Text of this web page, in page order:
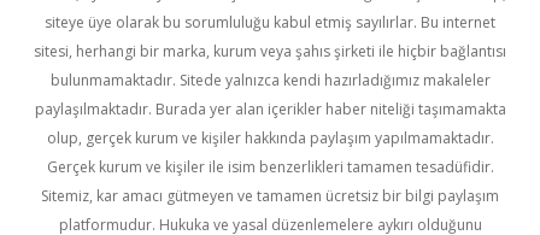
siteye üye olarak bu sorumluluğu kabul etmiş sayılırlar. Bu internet
sitesi, herhangi bir marka, kurum veya şahıs şirketi ile hiçbir bağlantısı
bulunmamaktadır. Sitede yalnızca kendi hazırladığımız makaleler
paylaşılmaktadır. Burada yer alan içerikler haber niteliği taşımamakta
olup, gerçek kurum ve kişiler hakkında paylaşım yapılmamaktadır.
Gerçek kurum ve kişiler ile isim benzerlikleri tamamen tesadüfidir.
Sitemiz, kar amacı gütmeyen ve tamamen ücretsiz bir bilgi paylaşım
platformudur. Hukuka ve yasal düzenlemelere aykırı olduğunu